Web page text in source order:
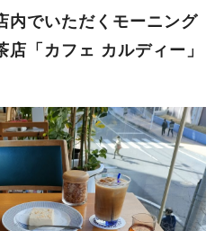
ら、旧フリークスストア柏店があ
気に満ちたエリアを〝裏〟だと位
れるようになりました。 引用:
。 カフェは柏に1店舗
戸や東京、名古屋にもあるそうで
らがアメリカ東海岸で仕入れたアメ
れている
ランプまで購入することが可能に
内でいただくモーニング
「カフェ カルディー」